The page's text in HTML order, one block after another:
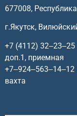
677008,
г.Якутск,
+7 (4112) 32‒23‒25
доп.1, приемная
+7‒924‒563‒14‒12
вахта